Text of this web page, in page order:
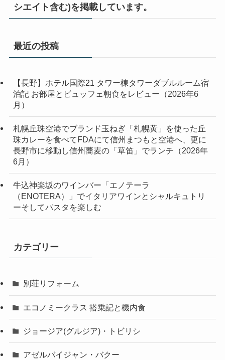
シエイト含む)を掲載しています。
最近の投稿
【長野】ホテル国際21 タワー棟タワーダブルルーム宿
泊記 お部屋とビュッフェ朝食をレビュー（2026年6
月）
札幌丘珠空港でブランド玉ねぎ「札幌黄」を使った丘
珠カレーを食べてFDAにて信州まつもと空港へ、更に
長野市に移動し信州蕎麦の「草笛」でランチ（2026年
6月）
牛込神楽坂のワインバー「エノテーラ
（ENOTERA）」でイタリアワインとシャルキュトリ
ーそしてパスタを楽しむ
カテゴリー
別荘リフォーム
エコノミークラス 搭乗記と機内食
ジョージア(グルジア)・トビリシ
アゼルバイジャン・バクー